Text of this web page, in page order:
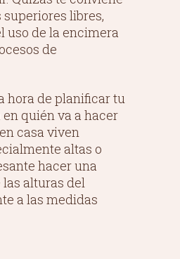
libres,
uso de la encimera
de
hora de planificar tu
quién va a hacer
casa viven
altas o
hacer una
alturas del
a las medidas